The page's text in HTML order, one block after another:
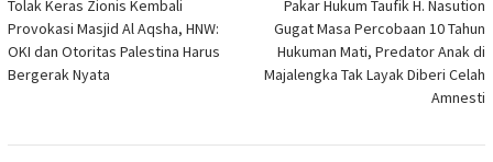
pos
Tolak Keras Zionis Kembali
Provokasi Masjid Al Aqsha, HNW:
OKI dan Otoritas Palestina Harus
Bergerak Nyata
Pakar Hukum Taufik H. Nasution
Gugat Masa Percobaan 10 Tahun
Hukuman Mati, Predator Anak di
Majalengka Tak Layak Diberi Celah
Amnesti